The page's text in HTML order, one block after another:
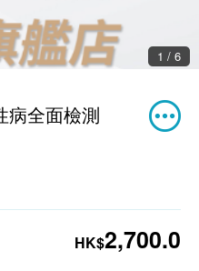
1 / 6
病全面檢測
HK$2,700.0